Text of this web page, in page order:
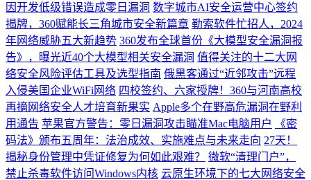
因开发低级错误造成零日漏洞 数字城市AI安全运营中心签约
揭牌，360赋能长三角城市安全新篇章 勒索软件忙招人，2024
年网络威胁五大新趋势 360发布全球首份《大模型安全漏洞报
告》，曝光近40个大模型相关安全漏洞 值得关注的十二大网
络安全风险评估工具及选型指南 俄黑客通过“近邻攻击”远程
入侵美国企业WiFi网络 四校签约、六家授牌！360与河南高校
再摘网络安全人才培育新果实 Apple多个在野高危漏洞在野利
用通告 苹果官方警告：零日漏洞攻击瞄准Mac电脑用户
《密
码法》颁布五周年：法治成效、实施难点与未来走向 27天！
揭秘身份管理中凭证修复为何如此艰难？
微软“清理门户”，
禁止杀毒软件访问Windows内核 云原生环境下的七大网络安全